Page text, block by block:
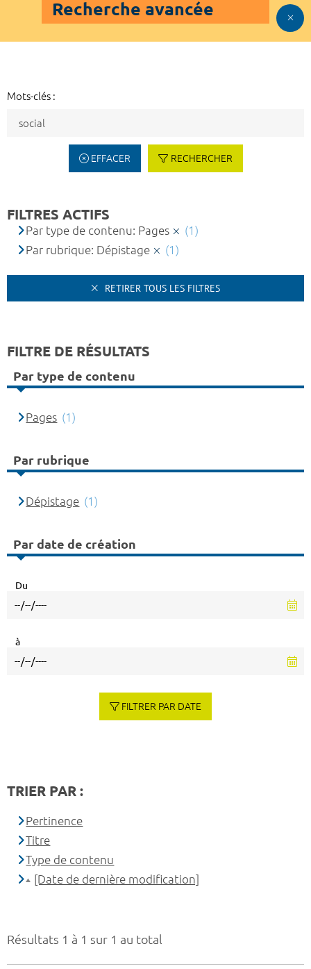
Recherche avancée
Mots-clés :
EFFACER RECHERCHER
Résultats 1 à 1 sur 1 au total
FILTRES ACTIFS
Par type de contenu: Pages
(1)
Par rubrique: Dépistage
(1)
RETIRER TOUS LES FILTRES
FILTRE DE RÉSULTATS
Par type de contenu
Pages (1)
Par rubrique
Dépistage (1)
Par date de création
Du
à
FILTRER PAR DATE
TRIER PAR :
Pertinence
Titre
Type de contenu
[Date de dernière modification]